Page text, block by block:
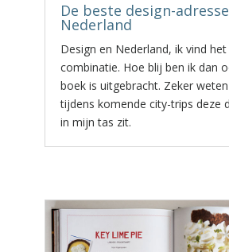
De beste design-
Nederland
Design en Nederland, ik vind
combinatie. Hoe blij ben ik dan
boek is uitgebracht. Zeker
tijdens komende city-trips deze
in mijn tas zit.